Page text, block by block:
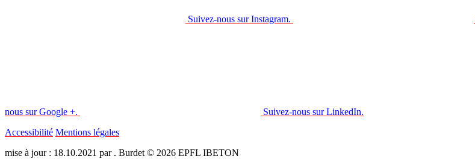
Suivez-nous sur Instagram.
nous sur Google +.
Suivez-nous sur LinkedIn.
Accessibilité Mentions légales
mise à jour : 18.10.2021 par . Burdet © 2026 EPFL IBETON